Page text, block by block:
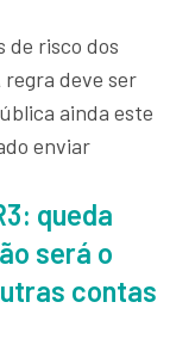
de risco dos
deve ser
ainda este
enviar
queda
será o
contas